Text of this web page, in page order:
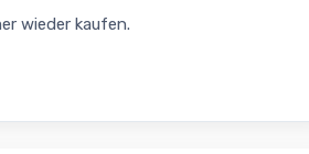
wieder kaufen.